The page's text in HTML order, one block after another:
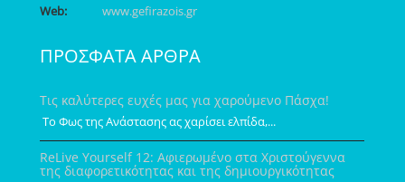
Web:
www.gefirazois.gr
ΠΡΟΣΦΑΤΑ ΑΡΘΡΑ
Τις καλύτερες ευχές μας για χαρούμενο Πάσχα!
Το Φως της Ανάστασης ας χαρίσει ελπίδα,...
ReLive Yourself 12: Αφιερωμένο στα Χριστούγεννα
της διαφορετικότητας και της δημιουργικότητας